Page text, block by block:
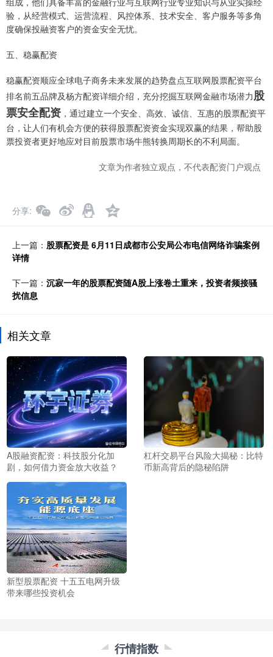
验，从经营模式、运营流程、风控体系、技术安全、客户服务等多角
度确保投融资客户的资金安全无忧。
五、稳赢配资
稳赢配资顺应全球电子商务未来发展的趋势盘点互联网股票配资平台
排名前五品牌及杨方配资详细介绍，充分挖掘互联网金融市场潜力股
票安全配资 ，通过建立一个安全、高效、诚信、互惠的股票配资平
台，让人们有机会方便的获得股票配资资金实现双赢的结果，帮助股
票投资者更好地应对目前股票市场牛熊转换周期长的不利局面。
文章为作者独立观点，不代表配资门户观点
分享
上一篇： 股票配资是 6月11日成都市公安局公布电信网络诈骗案例
详情
下一篇： 沉寂一年的股票配资随A股上涨卷土重来，投资者频接骚
扰信息
相关文章
A股融资配资：科技股分化加
剧，如何借力资金放大收益？
杠杆交易平台风险大揭秘：比特
币新高背后的隐秘陷阱
新型股票配资 十五五电网升级
带来哪些投资机会
行情指数